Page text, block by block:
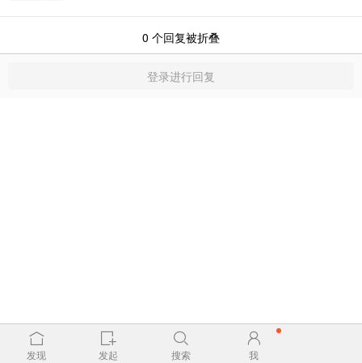
0 个回复被折叠
登录进行回复
发现 发起 搜索 我